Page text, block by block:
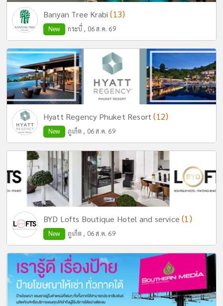
Banyan Tree Krabi(13)
New กระบี่ , 06 ส.ค. 69
Hyatt Regency Phuket Resort(12)
New ภูเก็ต , 06 ส.ค. 69
BYD Lofts Boutique Hotel and service(1)
New ภูเก็ต , 06 ส.ค. 69